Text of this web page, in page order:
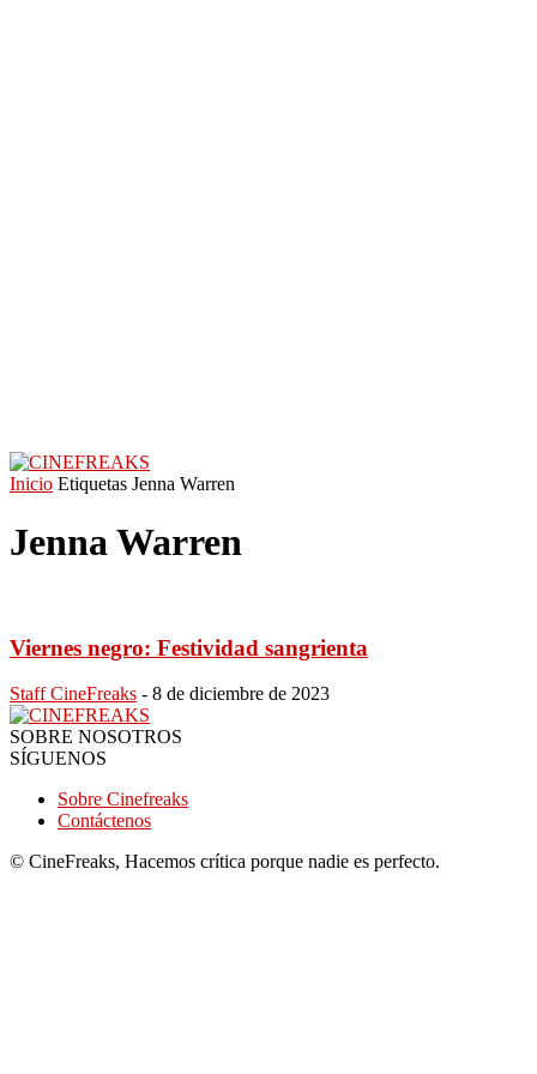
Inicio Etiquetas Jenna Warren
Jenna Warren
Viernes negro: Festividad sangrienta
Staff CineFreaks - 8 de diciembre de 2023
SOBRE NOSOTROS
SÍGUENOS
Sobre Cinefreaks
Contáctenos
© CineFreaks, Hacemos crítica porque nadie es perfecto.